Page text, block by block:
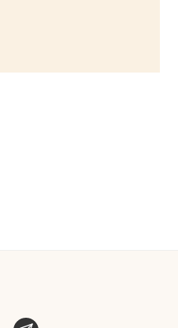
Erwerbstätigkeit mit